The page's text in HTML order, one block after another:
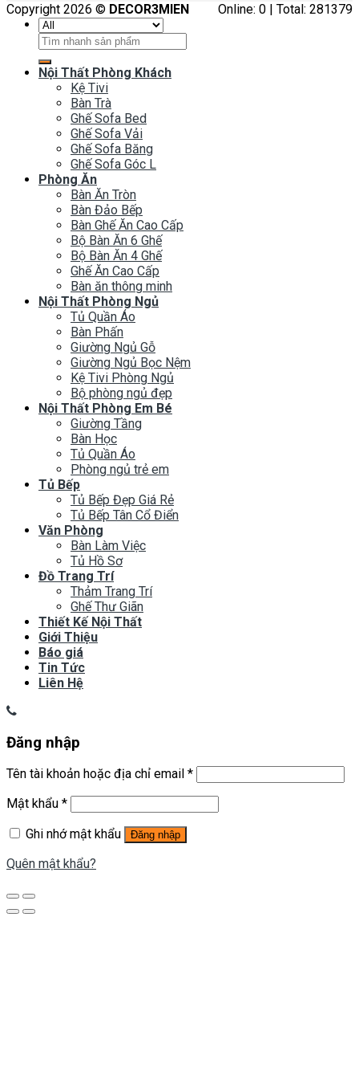
Online: 0 | Total: 281379
Copyright 2026 © DECOR3MIEN
Tìm
kiếm:
Nội Thất Phòng Khách
Kệ Tivi
Bàn Trà
Ghế Sofa Bed
Ghế Sofa Vải
Ghế Sofa Băng
Ghế Sofa Góc L
Phòng Ăn
Bàn Ăn Tròn
Bàn Đảo Bếp
Bàn Ghế Ăn Cao Cấp
Bộ Bàn Ăn 6 Ghế
Bộ Bàn Ăn 4 Ghế
Ghế Ăn Cao Cấp
Bàn ăn thông minh
Nội Thất Phòng Ngủ
Tủ Quần Áo
Bàn Phấn
Giường Ngủ Gỗ
Giường Ngủ Bọc Nệm
Kệ Tivi Phòng Ngủ
Bộ phòng ngủ đẹp
Nội Thất Phòng Em Bé
Giường Tầng
Bàn Học
Tủ Quần Áo
Phòng ngủ trẻ em
Tủ Bếp
Tủ Bếp Đẹp Giá Rẻ
Tủ Bếp Tân Cổ Điển
Văn Phòng
Bàn Làm Việc
Tủ Hồ Sơ
Đồ Trang Trí
Thảm Trang Trí
Ghế Thư Giãn
Thiết Kế Nội Thất
Giới Thiệu
Báo giá
Tin Tức
Liên Hệ
Đăng nhập
Tên tài khoản hoặc địa chỉ email *
Mật khẩu *
Ghi nhớ mật khẩu
Đăng nhập
Quên mật khẩu?